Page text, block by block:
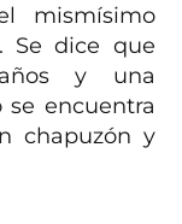
mismísimo
Se dice que
y una
encuentra
chapuzón y